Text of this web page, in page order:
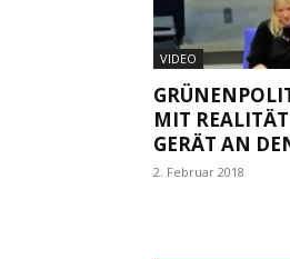
VIDEO
MIT
GERÄT AN
2. Februar 2018